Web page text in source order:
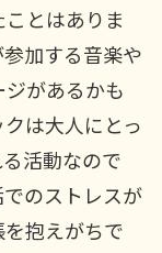
ことはありま
加する音楽や
があるかも
は大人にとっ
活動なので
のストレスが
抱えがちで